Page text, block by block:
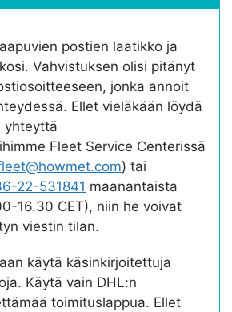
postien laatikko ja
Vahvistuksen olisi pitänyt
jonka annoit
Ellet vieläkään löydä
yhteyttä
Fleet Service Centerissä
) tai
22-531841 maanantaista
16.30 CET), niin he voivat
viestin tilan.
käytä käsinkirjoitettuja
Käytä vain DHL:n
toimituslappua. Ellet